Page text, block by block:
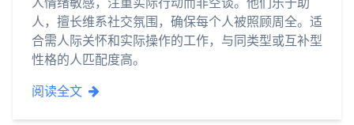
人，擅长维系社交氛围，确保每个人被照顾周全。适
合需人际关怀和实际操作的工作，与同类型或互补型
性格的人匹配度高。
阅读全文